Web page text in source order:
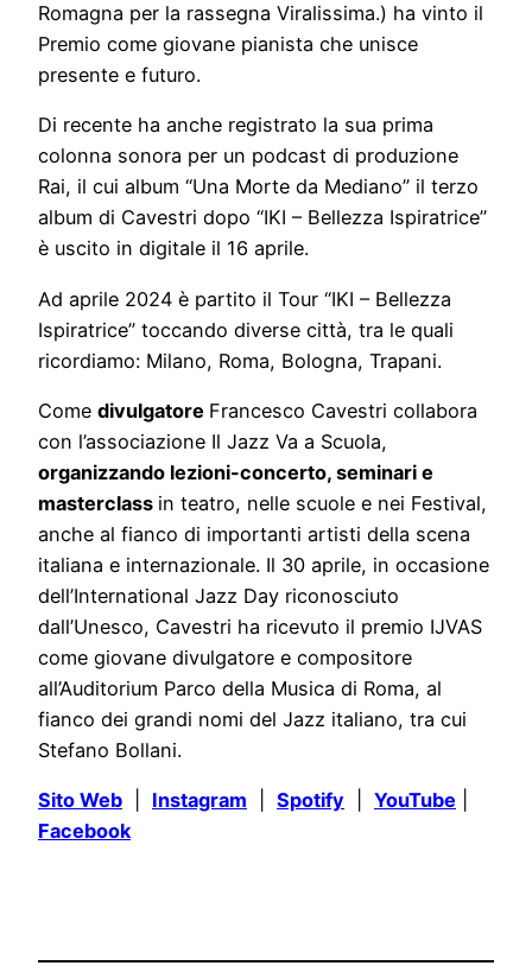
Romagna per la rassegna Viralissima.) ha vinto il
Premio come giovane pianista che unisce
presente e futuro.
Di recente ha anche registrato la sua prima
colonna sonora per un podcast di produzione
Rai, il cui album “Una Morte da Mediano” il terzo
album di Cavestri dopo “IKI – Bellezza Ispiratrice”
è uscito in digitale il 16 aprile.
Ad aprile 2024 è partito il Tour “IKI – Bellezza
Ispiratrice” toccando diverse città, tra le quali
ricordiamo: Milano, Roma, Bologna, Trapani.
Come divulgatore Francesco Cavestri collabora
con l’associazione Il Jazz Va a Scuola,
organizzando lezioni-concerto, seminari e
masterclass in teatro, nelle scuole e nei Festival,
anche al fianco di importanti artisti della scena
italiana e internazionale. Il 30 aprile, in occasione
dell’International Jazz Day riconosciuto
dall’Unesco, Cavestri ha ricevuto il premio IJVAS
come giovane divulgatore e compositore
all’Auditorium Parco della Musica di Roma, al
fianco dei grandi nomi del Jazz italiano, tra cui
Stefano Bollani.
Sito Web Instagram Spotify YouTube
Facebook